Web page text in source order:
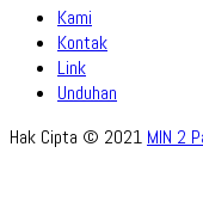
Kami
Kontak
Link
Unduhan
Hak Cipta © 2021 MIN 2